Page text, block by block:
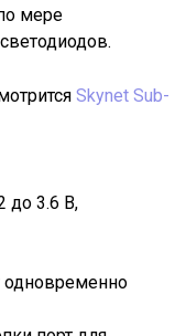
мере
Skynet Sub-
до 3.6 В,
одновременно